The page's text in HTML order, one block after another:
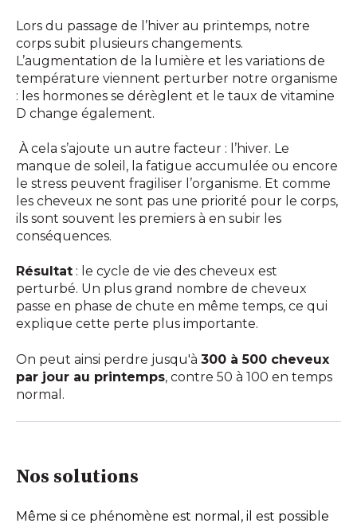
Lors du passage de l’hiver au printemps, notre
corps subit plusieurs changements.
L’augmentation de la lumière et les variations de
température viennent perturber notre organisme
: les hormones se dérèglent et le taux de vitamine
D change également.
Àcela s’ajoute un autre facteur : l’hiver. Le
manque de soleil, la fatigue accumulée ou encore
le stress peuvent fragiliser l’organisme. Et comme
les cheveux ne sont pas une priorité pour le corps,
ils sont souvent les premiers à en subir les
conséquences.
Résultat : le cycle de vie des cheveux est
perturbé. Un plus grand nombre de cheveux
passe en phase de chute en même temps, ce qui
explique cette perte plus importante.
On peut ainsi perdre jusqu'à 300 à 500 cheveux
par jour au printemps, contre 50 à 100 en temps
normal.
Nos solutions
Même si ce phénomène est normal, il est possible